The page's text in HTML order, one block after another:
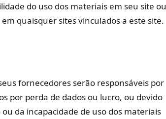
do uso dos materiais em seu site ou
quaisquer sites vinculados a este site.
fornecedores serão responsáveis por
por perda de dados ou lucro, ou devido
da incapacidade de uso dos materiais